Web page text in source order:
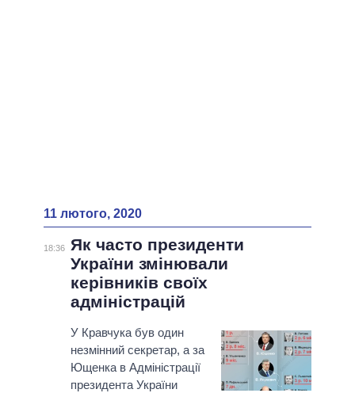
11 лютого, 2020
18:36
Як часто президенти
України змінювали
керівників своїх
адміністрацій
У Кравчука був один
незмінний секретар, а за
Ющенка в Адміністрації
президента України